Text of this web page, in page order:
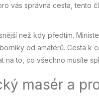
vás správná cesta, tento
než kdy předtím.
od amatérů. Cesta k
na to, co všechno musíte
masér a